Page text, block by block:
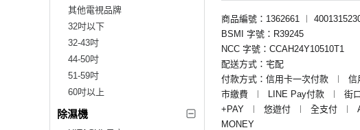
其他電視品牌
32吋以下
32-43吋
44-50吋
51-59吋
60吋以上
除濕機
商品編號：1362661 ︱
BSMI 字號：R39245
NCC 字號：CCAH24Y10510T1
配送方式：宅配
付款方式：信用卡一次付款
︱ 信
市繳費
︱ LINE Pay付款 ︱ 街
+PAY
︱ 悠遊付 ︱ 全支付 ︱
MONEY